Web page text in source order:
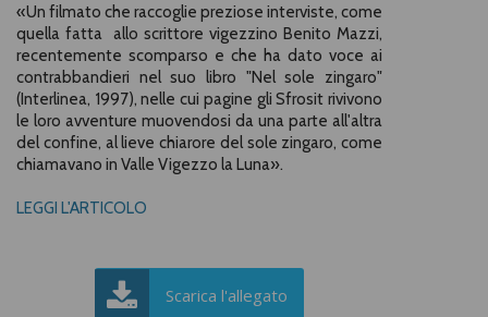
«Un filmato che raccoglie preziose interviste, come
quella fatta allo scrittore vigezzino Benito Mazzi,
recentemente scomparso e che ha dato voce ai
contrabbandieri nel suo libro "Nel sole zingaro"
(Interlinea, 1997), nelle cui pagine gli Sfrosit rivivono
le loro avventure muovendosi da una parte all'altra
del confine, al lieve chiarore del sole zingaro, come
chiamavano in Valle Vigezzo la Luna».
LEGGI L'ARTICOLO
Scarica l'allegato